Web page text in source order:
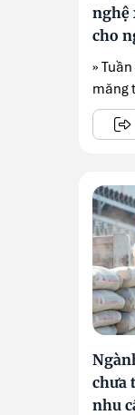
nghệ
cho
»
măng
nhiều
chưa
nhu